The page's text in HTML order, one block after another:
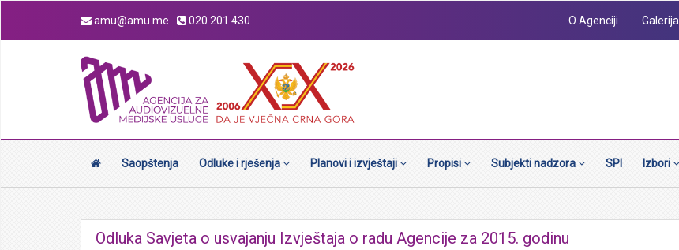
amu@amu.me 020 201 430 O Agenciji Galerija
Saopštenja Odluke i rješenja Planovi i izvještaji Propisi Subjekti nadzora SPI Izbori
Odluka Savjeta o usvajanju Izvještaja o radu Agencije za 2015. godinu